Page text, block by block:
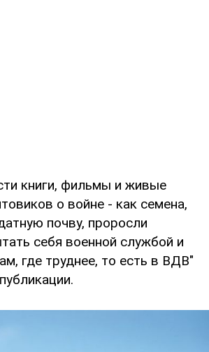
книги, фильмы и живые
о войне - как семена,
почву, проросли
себя военной службой и
где труднее, то есть в ВДВ"